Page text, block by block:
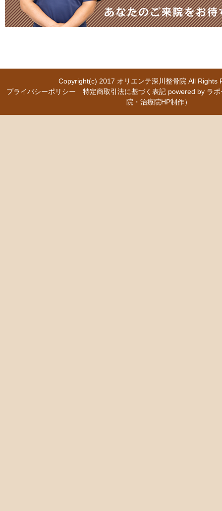
Copyright(c) 2017 オリエンテ深川整骨院 All
プライバシーポリシー
特定商取引法に基づく表記 powered by ラ
院・治療院HP制作）